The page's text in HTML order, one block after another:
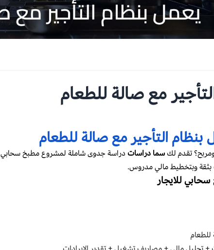
مع صالة للطعام
التأجير مع صالة للطعام
تقدم لكسما دراسات دراسة جدوى شاملة لمشروع مطبخ سحابي
بثقة وبتخطيط مالي مدروس.
للايجار